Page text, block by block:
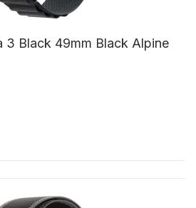
3 Black 49mm Black Alpine